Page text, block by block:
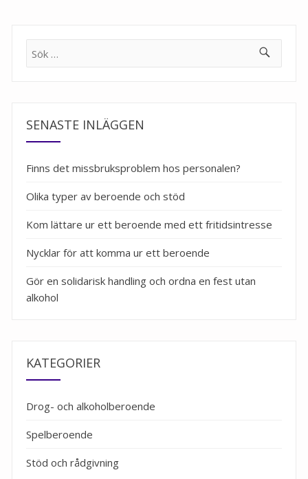
SENASTE INLÄGGEN
Finns det missbruksproblem hos personalen?
Olika typer av beroende och stöd
Kom lättare ur ett beroende med ett fritidsintresse
Nycklar för att komma ur ett beroende
Gör en solidarisk handling och ordna en fest utan
alkohol
KATEGORIER
Drog- och alkoholberoende
Spelberoende
Stöd och rådgivning